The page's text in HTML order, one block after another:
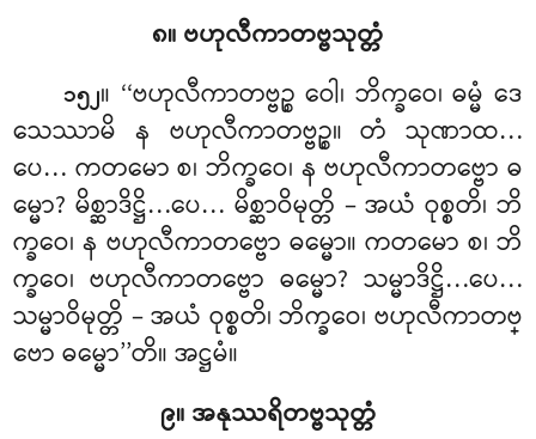
၈။ ဗဟုလီကာတဗ္ဗသုတ္တံ
၁၅၂။ ‘‘ဗဟုလီကာတဗ္ဗဉ္စဝေါ၊ ဘိက္ခဝေ၊ ဓမ္မံ ဒေ
သေဿာမိ န ဗဟုလီကာတဗ္ဗဉ္စ။ တံ သုဏာထ…
ပေ… ကတမော စ၊ ဘိက္ခဝေ၊ န ဗဟုလီကာတဗ္ဗော ဓ
မ္မော? မိစ္ဆာဒိဋ္ဌိ…ပေ… မိစ္ဆာဝိမုတ္တိ – အယံ ဝုစ္စတိ၊ ဘိ
က္ခဝေ၊ န ဗဟုလီကာတဗ္ဗော ဓမ္မော။ ကတမော စ၊ ဘိ
က္ခဝေ၊ ဗဟုလီကာတဗ္ဗော ဓမ္မော? သမ္မာဒိဋ္ဌိ…ပေ…
သမ္မာဝိမုတ္တိ – အယံ ဝုစ္စတိ၊ ဘိက္ခဝေ၊ ဗဟုလီကာတဗ္
ဗော ဓမ္မော’’တိ။ အဋ္ဌမံ။
၉။ အနုဿရိတဗ္ဗသုတ္တံ